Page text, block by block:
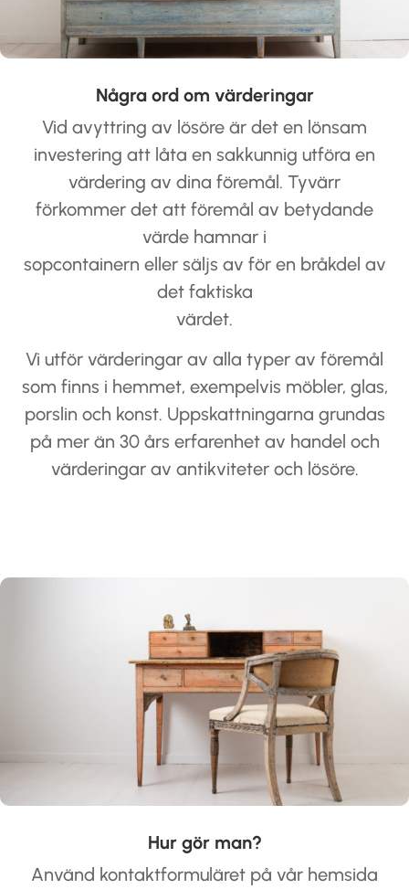
Några ord om värderingar
Vid avyttring av lösöre är det en lönsam
investering att låta en sakkunnig utföra en
värdering av dina föremål. Tyvärr
förkommer det att föremål av betydande
värde hamnar i
sopcontainern eller säljs av för en bråkdel av
det faktiska
värdet.
Vi utför värderingar av alla typer av föremål
som finns i hemmet, exempelvis möbler, glas,
porslin och konst. Uppskattningarna grundas
på mer än 30 års erfarenhet av handel och
värderingar av antikviteter och lösöre.
Hur gör man?
Använd kontaktformuläret på vår hemsida